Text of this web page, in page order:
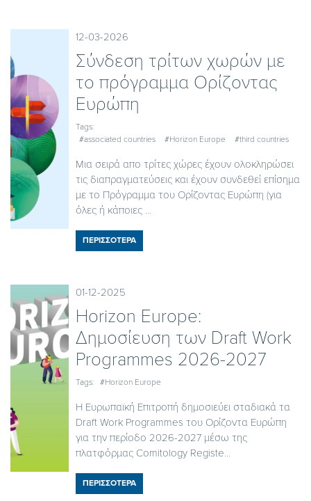
12-03-2026
Σύνδεση τρίτων χωρών με
το πρόγραμμα Ορίζοντας
Ευρώπη
Tags:
#associated countries
#Horizon Europe #third countries
Μια σειρά απο τρίτες χώρες έχουν ολοκληρώσει
τις διαπραγματεύσεις και έχουν συνδεθεί επίσημα
με το Πρόγραμμα του Ορίζοντας Ευρώπη (για
όλες ή κάποιες ...
ΠΕΡΙΣΣΟΤΕΡΑ
01-12-2025
Horizon Europe:
Δημοσίευση των Draft Work
Programmes 2026-2027
Tags: #Horizon Europe
Η Ευρωπαϊκή Επιτροπή δημοσιεύει σταδιακά τα
Draft Work Programmes του Ορίζοντα Ευρώπη
για την περίοδο 2026-2027 μέσω της
πλατφόρμας Comitology Registe...
ΠΕΡΙΣΣΟΤΕΡΑ